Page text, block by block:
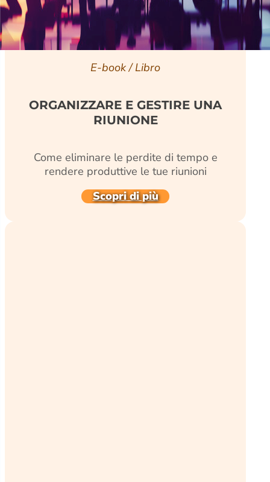
E-book / Libro
ORGANIZZARE E GESTIRE UNA
RIUNIONE
Come eliminare le perdite di tempo e
rendere produttive le tue riunioni
Scopri di più